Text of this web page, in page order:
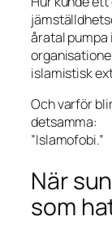
åratal pumpa
islamistisk
Och varför
detsamma:
”Islamofobi.”
När
som